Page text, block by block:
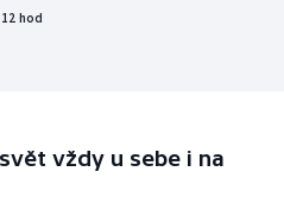
hod
vždy u sebe i na